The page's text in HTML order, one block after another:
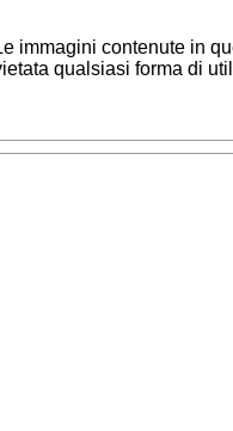
immagini contenute in
qualsiasi forma di